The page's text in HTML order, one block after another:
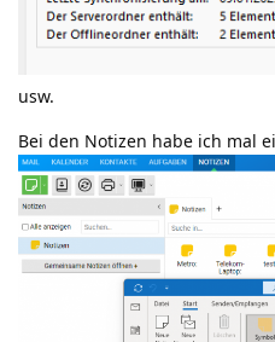
usw.
Bei den Notizen habe ich mal